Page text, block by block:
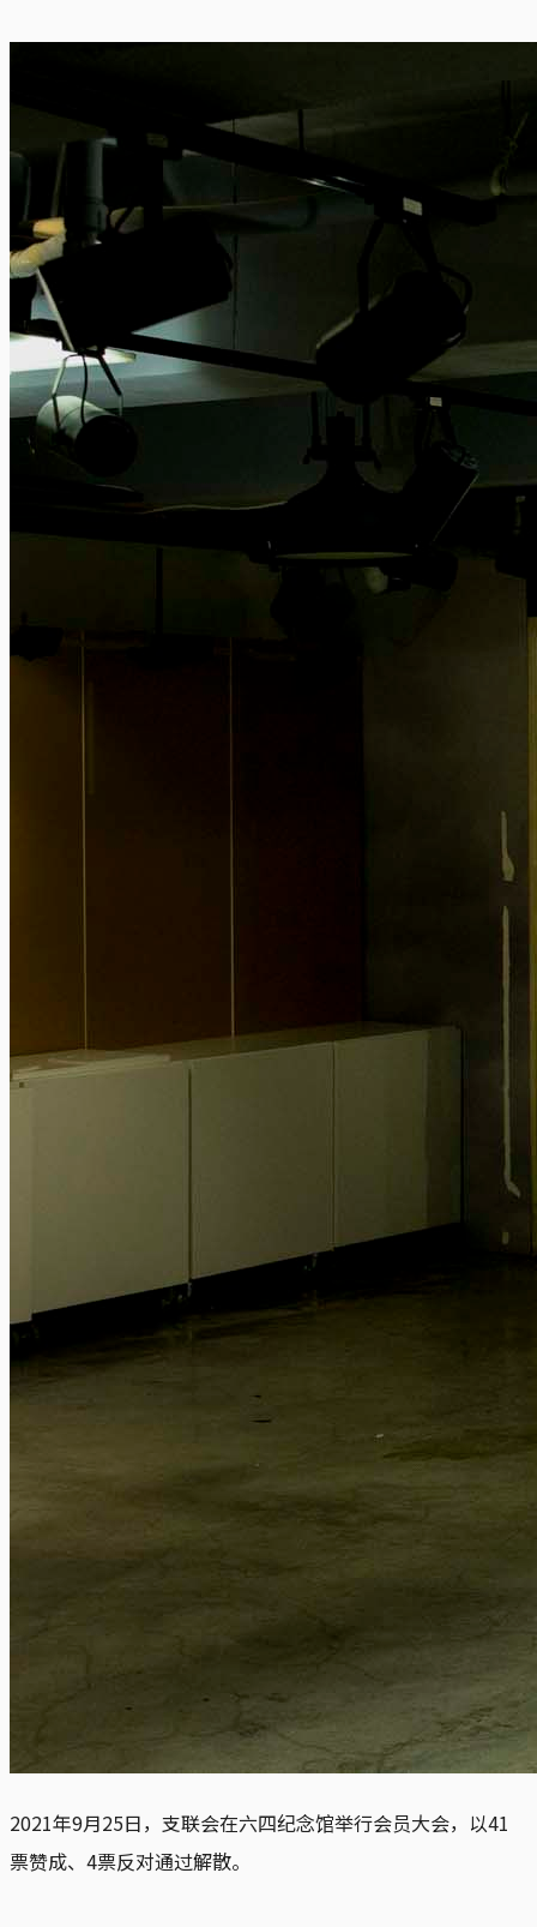
2021年9月25日，支联会在六四纪念馆举行会员大会，以41
票赞成、4票反对通过解散。